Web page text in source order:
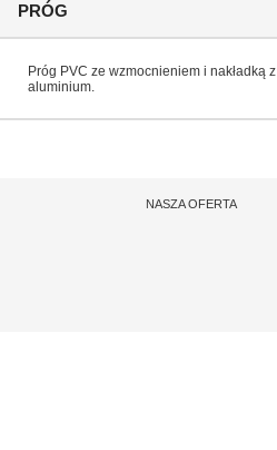
PRÓG
Próg PVC ze wzmocnieniem i nakładką z
aluminium.
NASZA OFERTA